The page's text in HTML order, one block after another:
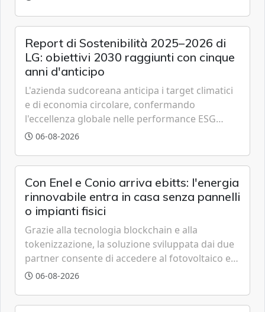
Report di Sostenibilità 2025–2026 di
LG: obiettivi 2030 raggiunti con cinque
anni d'anticipo
L'azienda sudcoreana anticipa i target climatici
e di economia circolare, confermando
l'eccellenza globale nelle performance ESG
grazie a innovazione, accessibilità e governance
06-08-2026
Con Enel e Conio arriva ebitts: l'energia
rinnovabile entra in casa senza pannelli
o impianti fisici
Grazie alla tecnologia blockchain e alla
tokenizzazione, la soluzione sviluppata dai due
partner consente di accedere al fotovoltaico e
all'eolico ottenendo risparmi diretti in bolletta,
06-08-2026